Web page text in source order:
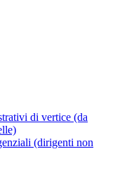
di vertice (da
(dirigenti non